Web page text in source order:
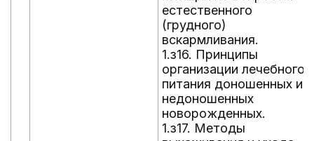
естественного
(грудного)
вскармливания.
1.з16. Принципы
организации лечебного
питания доношенных и
недоношенных
новорожденных.
1.з17. Методы